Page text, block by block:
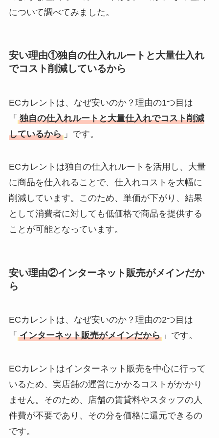
について調べてみました。
安い理由①独自の仕入れルートと大量仕入れ
でコスト削減しているから
ECカレントは、なぜ安いのか？理由の1つ目は
「 独自の仕入れルートと大量仕入れでコスト削減
しているから 」です。
ECカレントは独自の仕入れルートを活用し、大量
に商品を仕入れることで、仕入れコストを大幅に
削減しています。このため、単価が下がり、結果
として消費者に対しても低価格で商品を提供する
ことが可能となっています。
安い理由②インターネット販売がメインだか
ら
ECカレントは、なぜ安いのか？理由の2つ目は
「 インターネット販売がメインだから 」です。
ECカレントはインターネット販売を中心に行って
いるため、実店舗の運営にかかるコストがかかり
ません。そのため、店舗の賃貸料やスタッフの人
件費が不要であり、その分を価格に還元できるの
です。